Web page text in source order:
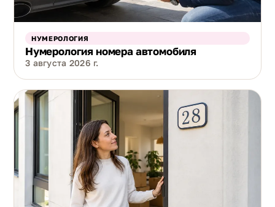
НУМЕРОЛОГИЯ
Нумерология номера автомобиля
3 августа 2026 г.